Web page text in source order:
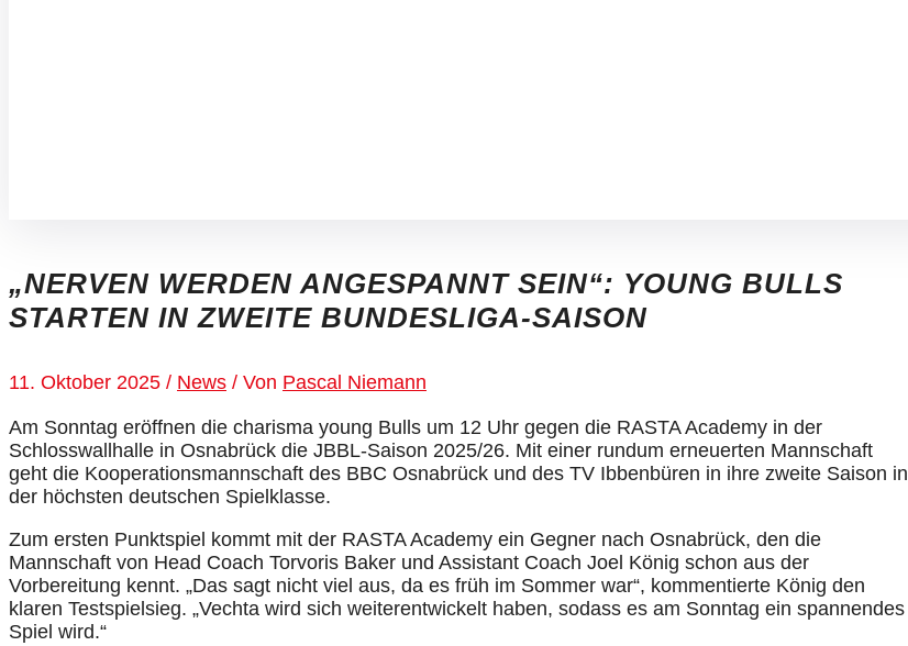
„NERVEN WERDEN ANGESPANNT SEIN“: YOUNG BULLS
STARTEN IN ZWEITE BUNDESLIGA-SAISON
11. Oktober 2025 / News / Von Pascal Niemann
Am Sonntag eröffnen die charisma young Bulls um 12 Uhr gegen die RASTA Academy in der
Schlosswallhalle in Osnabrück die JBBL-Saison 2025/26. Mit einer rundum erneuerten Mannschaft
geht die Kooperationsmannschaft des BBC Osnabrück und des TV Ibbenbüren in ihre zweite Saison in
der höchsten deutschen Spielklasse.
Zum ersten Punktspiel kommt mit der RASTA Academy ein Gegner nach Osnabrück, den die
Mannschaft von Head Coach Torvoris Baker und Assistant Coach Joel König schon aus der
Vorbereitung kennt. „Das sagt nicht viel aus, da es früh im Sommer war“, kommentierte König den
klaren Testspielsieg. „Vechta wird sich weiterentwickelt haben, sodass es am Sonntag ein spannendes
Spiel wird.“